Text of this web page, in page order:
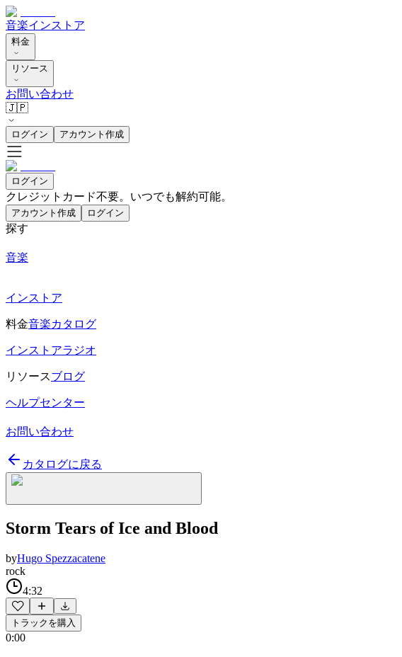
音楽インストア
料金
リソース
お問い合わせ
🇯🇵
ログイン アカウント作成
ログイン
クレジットカード不要。いつでも解約可能。
アカウント作成 ログイン
探す
音楽
インストア
料金音楽カタログ
インストアラジオ
リソースブログ
ヘルプセンター
お問い合わせ
カタログに戻る
Storm Tears of Ice and Blood
byHugo Spezzacatene
rock
4:32
トラックを購入
0:00